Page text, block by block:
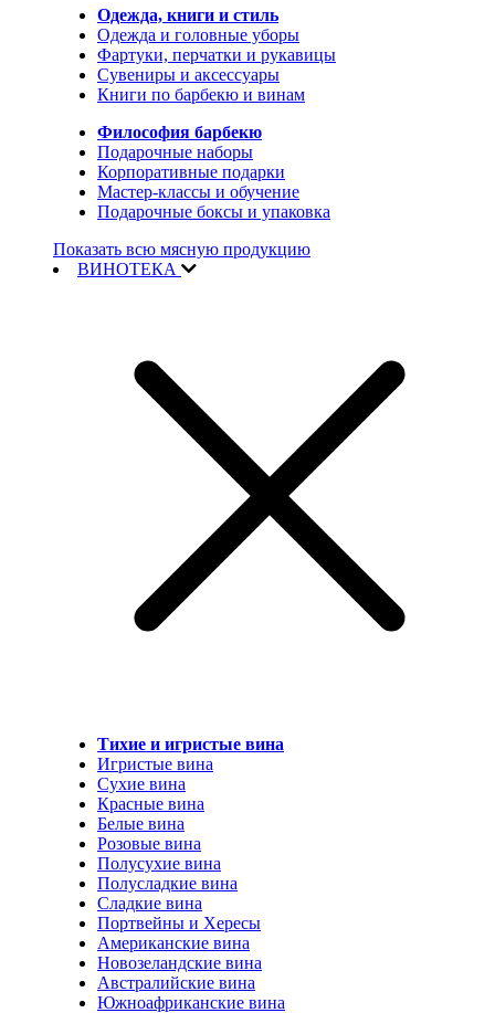
Одежда, книги и стиль
Одежда и головные уборы
Фартуки, перчатки и рукавицы
Сувениры и аксессуары
Книги по барбекю и винам
Философия барбекю
Подарочные наборы
Корпоративные подарки
Мастер-классы и обучение
Подарочные боксы и упаковка
Показать всю мясную продукцию
ВИНОТЕКА
Тихие и игристые вина
Игристые вина
Сухие вина
Красные вина
Белые вина
Розовые вина
Полусухие вина
Полусладкие вина
Сладкие вина
Портвейны и Хересы
Американские вина
Новозеландские вина
Австралийские вина
Южноафриканские вина